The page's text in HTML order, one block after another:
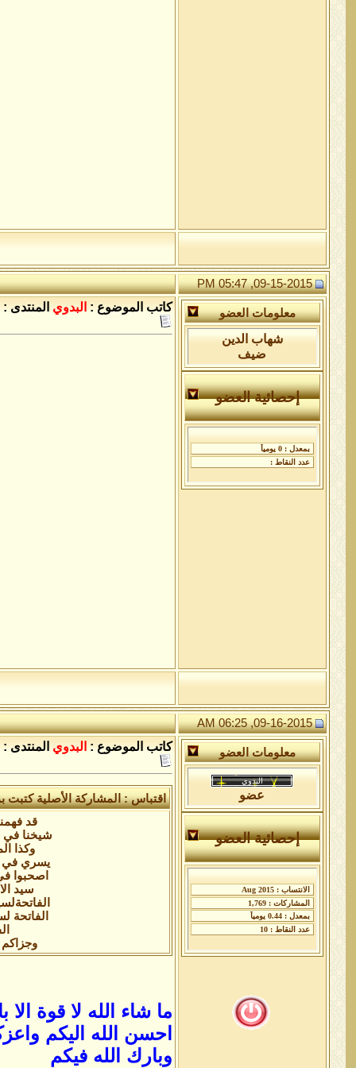
09-15-2015, 05:47 PM
معلومات العضو
شهاب الدين
ضيف
إحصائية العضو
كاتب الموضوع : البدوي المنتدى :
09-16-2015, 06:25 AM
معلومات العضو
عضو
إحصائية العضو
كاتب الموضوع : البدوي المنتدى :
اقتباس : المشاركة الأصلية
قد
شيخنا في
وكذا
يسري في
اصحبوا
سيد
وجزاكم
ما شاء الله لا قوة الا
احسن الله اليكم
وبارك الله فيكم